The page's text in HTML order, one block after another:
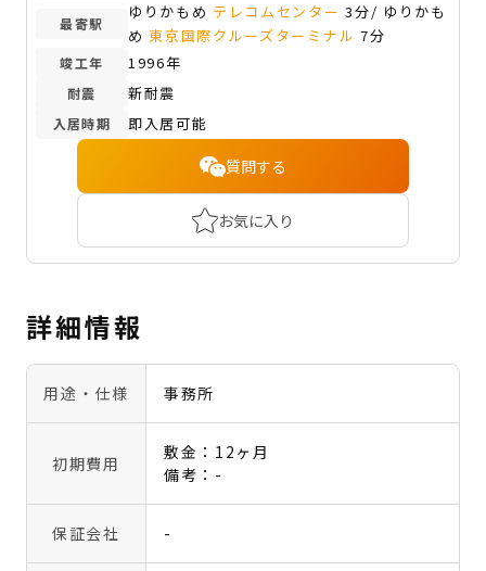
最寄駅
ゆりかもめ テレコムセンター 3分/ ゆりかも
め 東京国際クルーズターミナル 7分
竣工年 1996年
耐震 新耐震
入居時期 即入居可能
質問する
お気に入り
詳細情報
用途・仕様 事務所
初期費用
敷金：12ヶ月
備考：-
保証会社 -